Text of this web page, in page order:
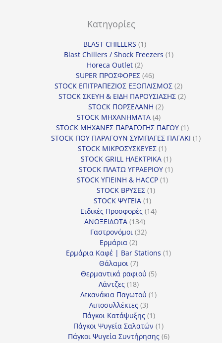
Κατηγορίες
BLAST CHILLERS 11
προϊόν
Blast Chillers / Shock Freezers 11
Horeca Outlet 22
προϊόντα
SUPER ΠΡΟΣΦΟΡΕΣ 4646
προϊόντα
STOCK ΕΠΙΤΡΑΠΕΖΙΟΣ ΕΞΟΠΛΙΣΜΟΣ 22
προϊόντα
STOCK ΣΚΕΥΗ & ΕΙΔΗ ΠΑΡΟΥΣΙΑΣΗΣ 22
STOCK ΠΟΡΣΕΛΑΝΗ 22
STOCK ΜΗΧΑΝΗΜΑΤΑ 44
προϊόντα
STOCK ΜΗΧΑΝΕΣ ΠΑΡΑΓΩΓΗΣ ΠΑΓΟΥ 11
προϊόν
STOCK ΠΟΥ ΠΑΡΑΓΟΥΝ ΣΥΜΠΑΓΕΣ ΠΑΓΑΚΙ 11
STOCK ΜΙΚΡΟΣΥΣΚΕΥΕΣ 11
προϊόν
STOCK GRILL ΗΛΕΚΤΡΙΚΑ 11
προϊόν
STOCK ΠΛΑΤΩ ΥΓΡΑΕΡΙΟΥ 11
STOCK ΥΓΙΕΙΝΗ & HACCP 11
STOCK ΒΡΥΣΕΣ 11
STOCK ΨΥΓΕΙΑ 11
προϊόν
Ειδικές Προσφορές 1414
ΑΝΟΞΕΙΔΩΤΑ 134134
προϊόντα
Γαστρονόμοι 3232
Ερμάρια 22
προϊόντα
Ερμάρια Καφέ | Bar Stations 11
Θάλαμοι 77
προϊόντα
Θερμαντικά ραφιού 55
Λάντζες 1818
προϊόντα
Λεκανάκια Παγωτού 11
Λιποσυλλέκτες 33
προϊόντα
Πάγκοι Κατάψυξης 11
προϊόν
Πάγκοι Ψυγεία Σαλατών 11
προϊόν
Πάγκοι Ψυγεία Συντήρησης 66